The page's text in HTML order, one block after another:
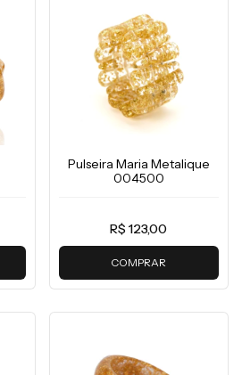
Pulseira Maria Metalique
004500
R$ 123,00
COMPRAR